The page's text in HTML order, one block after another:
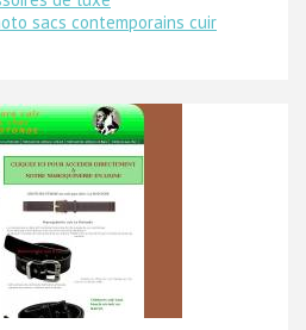
sacs contemporains cuir